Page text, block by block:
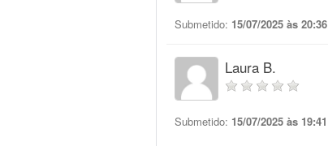
Submetido: 15/07/2025 às 20:36
Laura B.
Submetido: 15/07/2025 às 19:41